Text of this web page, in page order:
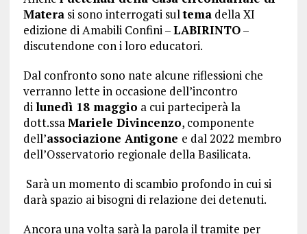
Materasi sono interrogati sultemadella XI
edizione di Amabili Confini –LABIRINTO–
discutendone con i loro educatori.
Dal confronto sono nate alcune riflessioni che
verranno lette in occasione dell’incontro
dilunedì 18 maggio a cui parteciperà la
dott.ssaMariele Divincenzo, componente
dell’associazione Antigone e dal 2022 membro
dell’Osservatorio regionale della Basilicata.
Sarà un momento di scambio profondo in cui si
darà spazio ai bisogni di relazione dei detenuti.
Ancora una volta sarà la parola il tramite per